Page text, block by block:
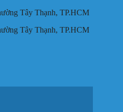
Tây Thạnh, TP.HCM
Tây Thạnh, TP.HCM